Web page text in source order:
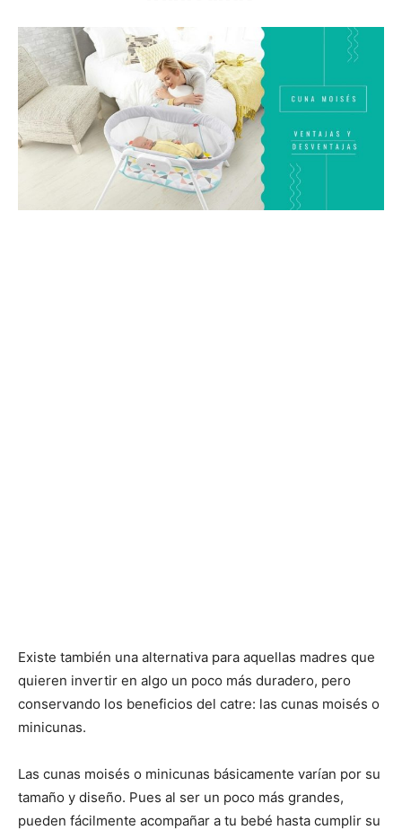
Existe también una alternativa para aquellas madres que
quieren invertir en algo un poco más duradero, pero
conservando los beneficios del catre: las cunas moisés o
minicunas.
Las cunas moisés o minicunas básicamente varían por su
tamaño y diseño. Pues al ser un poco más grandes,
pueden fácilmente acompañar a tu bebé hasta cumplir su